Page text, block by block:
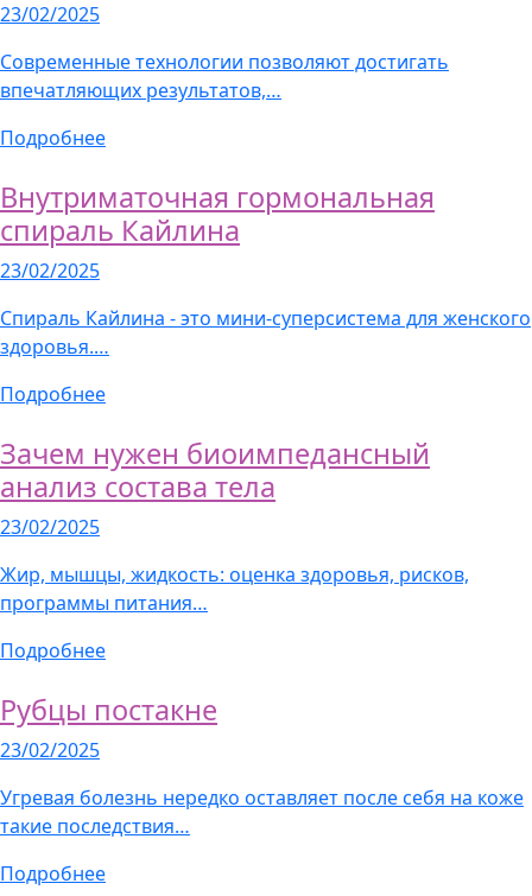
23/02/2025
Современные технологии позволяют достигать
впечатляющих результатов,…
Подробнее
Внутриматочная гормональная
спираль Кайлина
23/02/2025
Спираль Кайлина - это мини-суперсистема для женского
здоровья.…
Подробнее
Зачем нужен биоимпедансный
анализ состава тела
23/02/2025
Жир, мышцы, жидкость: оценка здоровья, рисков,
программы питания…
Подробнее
Рубцы постакне
23/02/2025
Угревая болезнь нередко оставляет после себя на коже
такие последствия…
Подробнее